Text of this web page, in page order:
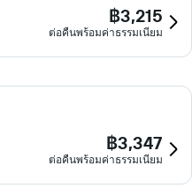
฿3,215
ต่อคืนพร้อมค่าธรรมเนียม
฿3,347
ต่อคืนพร้อมค่าธรรมเนียม